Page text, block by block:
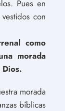
Pues en
con
como
morada
morada
bíblicas